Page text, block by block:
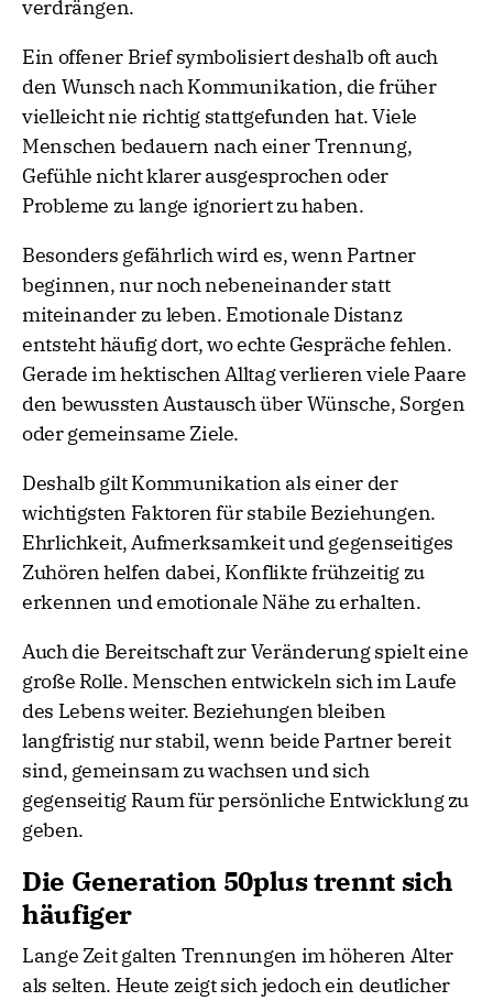
verdrängen.
Ein offener Brief symbolisiert deshalb oft auch
den Wunsch nach Kommunikation, die früher
vielleicht nie richtig stattgefunden hat. Viele
Menschen bedauern nach einer Trennung,
Gefühle nicht klarer ausgesprochen oder
Probleme zu lange ignoriert zu haben.
Besonders gefährlich wird es, wenn Partner
beginnen, nur noch nebeneinander statt
miteinander zu leben. Emotionale Distanz
entsteht häufig dort, wo echte Gespräche fehlen.
Gerade im hektischen Alltag verlieren viele Paare
den bewussten Austausch über Wünsche, Sorgen
oder gemeinsame Ziele.
Deshalb gilt Kommunikation als einer der
wichtigsten Faktoren für stabile Beziehungen.
Ehrlichkeit, Aufmerksamkeit und gegenseitiges
Zuhören helfen dabei, Konflikte frühzeitig zu
erkennen und emotionale Nähe zu erhalten.
Auch die Bereitschaft zur Veränderung spielt eine
große Rolle. Menschen entwickeln sich im Laufe
des Lebens weiter. Beziehungen bleiben
langfristig nur stabil, wenn beide Partner bereit
sind, gemeinsam zu wachsen und sich
gegenseitig Raum für persönliche Entwicklung zu
geben.
Die Generation 50plus trennt sich
häufiger
Lange Zeit galten Trennungen im höheren Alter
als selten. Heute zeigt sich jedoch ein deutlicher